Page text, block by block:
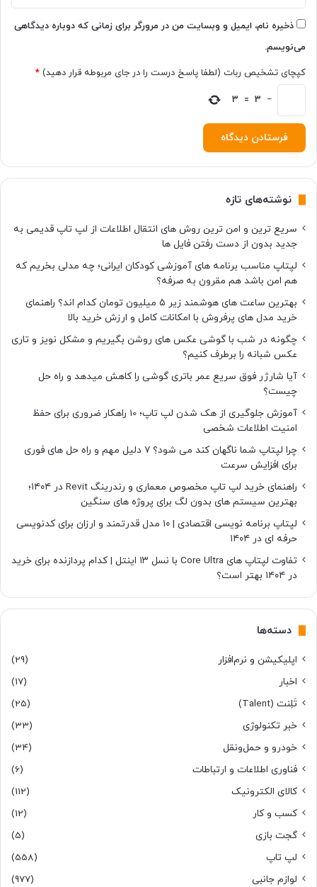
ش
د
م
ا
ا
ک
ن
ذخیره نام، ایمیل و وبسایت من در مرورگر برای زمانی که دوباره دیدگاهی
می‌نویسم.
کپچای تشخیص ربات (لطفا پاسخ درست را در جای مربوطه قرار دهید) *
−
3
=
3
نوشته‌های تازه
سریع ترین و امن ترین روش های انتقال اطلاعات از لپ تاپ قدیمی به
جدید بدون از دست رفتن فایل ها
لپتاپ مناسب برنامه های آموزشی کودکان ایرانی؛ چه مدلی بخریم که
هم امن باشد هم مقرون به صرفه؟
بهترین ساعت های هوشمند زیر ۵ میلیون تومان کدام اند؟ راهنمای
خرید مدل های پرفروش با امکانات کامل و ارزش خرید بالا
چگونه در شب با گوشی عکس های روشن بگیریم و مشکل نویز و تاری
عکس شبانه را برطرف کنیم؟
آیا شارژر فوق سریع عمر باتری گوشی را کاهش میدهد و راه حل
چیست؟
آموزش جلوگیری از هک شدن لپ تاپ؛ 10 راهکار ضروری برای حفظ
امنیت اطلاعات شخصی
چرا لپتاپ شما ناگهان کند می شود؟ ۷ دلیل مهم و راه حل های فوری
برای افزایش سرعت
راهنمای خرید لپ تاپ مخصوص معماری و رندرینگ Revit در ۱۴۰۴؛
بهترین سیستم های بدون لگ برای پروژه های سنگین
لپتاپ برنامه نویسی اقتصادی | ۱۰ مدل قدرتمند و ارزان برای کدنویسی
حرفه ای در ۱۴۰۴
تفاوت لپتاپ های Core Ultra با نسل ۱۳ اینتل | کدام پردازنده برای خرید
در ۱۴۰۴ بهتر است؟
دسته‌ها
اپلیکیشن و نرم‌افزار
(29)
اخبار
(17)
تَلِنت (Talent)
(25)
خبر تکنولوژی
(33)
خودرو و حمل‌و‌نقل
(34)
فناوری اطلاعات و ارتباطات
(6)
کالای الکترونیک
(112)
کسب و کار
(12)
گجت بازی
(5)
لپ تاپ
(558)
لوازم جانبی
(977)